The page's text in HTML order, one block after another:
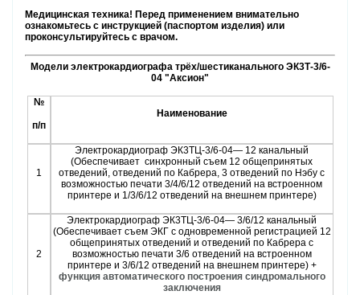
Медицинская техника! Перед применением внимательно
ознакомьтесь с инструкцией (паспортом изделия) или
проконсультируйтесь с врачом.
Модели электрокардиографа трёх/шестиканального ЭК3Т-3/6-
04 "Аксион"
№
п/п
Наименование
1
Электрокардиограф ЭК3ТЦ-3/6-04— 12 канальный
(Обеспечивает синхронный съем 12 общепринятых
отведений, отведений по Кабрера, 3 отведений по Нэбу с
возможностью печати 3/4/6/12 отведений на встроенном
принтере и 1/3/6/12 отведений на внешнем принтере)
2
Электрокардиограф ЭК3ТЦ-3/6-04— 3/6/12 канальный
(Обеспечивает съем ЭКГ с одновременной регистрацией 12
общепринятых отведений и отведений по Кабрера с
возможностью печати 3/6 отведений на встроенном
принтере и 3/6/12 отведений на внешнем принтере) +
функция автоматического построения синдромального
заключения